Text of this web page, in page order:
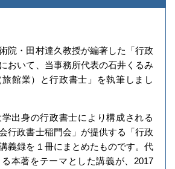
院・田村達久教授が編著した「行政
おいて、当事務所代表の石井くるみ
館業）と行政書士」を執筆しまし
出身の行政書士により構成される
行政書士稲門会」が提供する「行政
義録を１冊にまとめたものです。代
本著をテーマとした講義が、2017